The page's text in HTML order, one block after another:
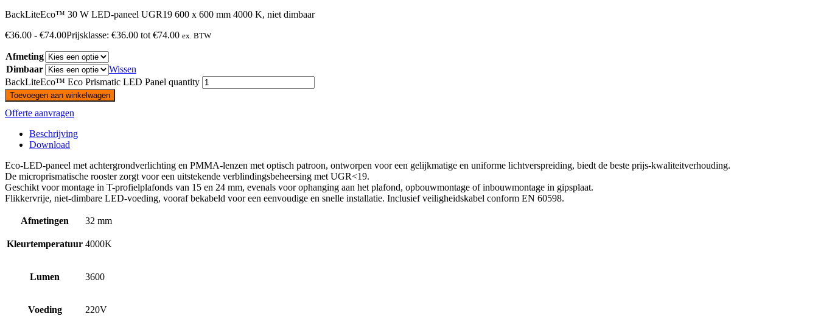
BackLiteEco™ 30 W LED-paneel UGR19 600 x 600 mm 4000 K, niet dimbaar
€36.00 - €74.00Prijsklasse: €36.00 tot €74.00 ex. BTW
Afmeting
Dimbaar
Wissen
BackLiteEco™ Eco Prismatic LED Panel quantity
Toevoegen aan winkelwagen
Offerte aanvragen
Beschrijving
Download
Eco-LED-paneel met achtergrondverlichting en PMMA-lenzen met optisch patroon, ontworpen voor een gelijkmatige en uniforme lichtverspreiding, biedt de beste prijs-kwaliteitverhouding.
De microprismatische rooster zorgt voor een uitstekende verblindingsbeheersing met UGR<19.
Geschikt voor montage in T-profielplafonds van 15 en 24 mm, evenals voor ophanging aan het plafond, opbouwmontage of inbouwmontage in gipsplaat.
Flikkervrije, niet-dimbare LED-voeding, vooraf bekabeld voor een eenvoudige en snelle installatie. Inclusief veiligheidskabel conform EN 60598.
Afmetingen 32 mm
Kleurtemperatuur 4000K
Lumen 3600
Voeding 220V